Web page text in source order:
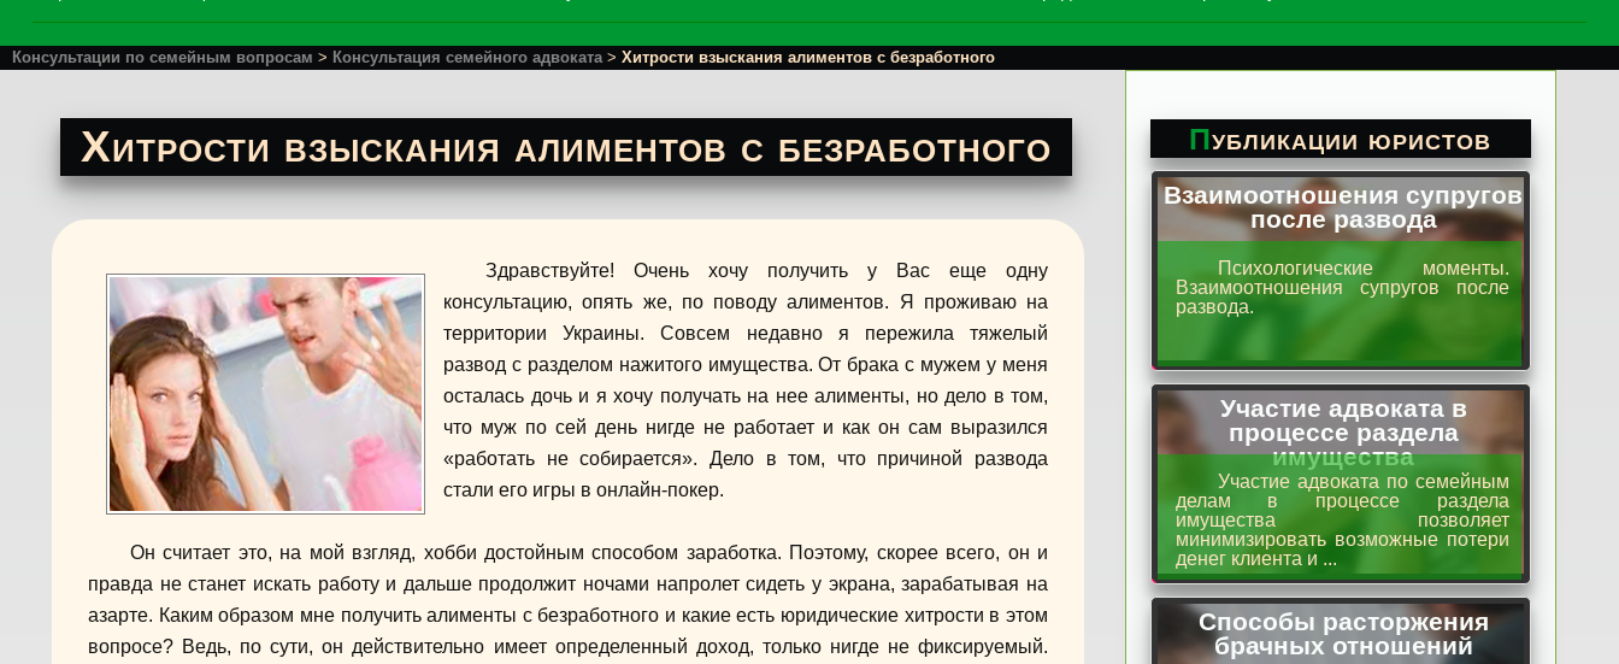
Консультации по семейным вопросам > Консультация семейного адвоката> Хитрости взыскания алиментов с безработного
Хитрости взыскания алиментов с безработного
Здравствуйте! Очень хочу получить у Вас еще одну
консультацию, опять же, по поводу алиментов. Я проживаю на
территории Украины. Совсем недавно я пережила тяжелый
развод с разделом нажитого имущества. От брака с мужем у меня
осталась дочь и я хочу получать на нее алименты, но дело в том,
что муж по сей день нигде не работает и как он сам выразился
«работать не собирается». Дело в том, что причиной развода
стали его игры в онлайн-покер.
Он считает это, на мой взгляд, хобби достойным способом заработка. Поэтому, скорее всего, он и
правда не станет искать работу и дальше продолжит ночами напролет сидеть у экрана, зарабатывая на
азарте. Каким образом мне получить алименты с безработного и какие есть юридические хитрости в этом
вопросе? Ведь, по сути, он действительно имеет определенный доход, только нигде не фиксируемый.
Публикации юристов
Взаимоотношения супругов
после развода
Психологические моменты.
Взаимоотношения супругов после
развода.
Участие адвоката в
процессе раздела
имущества
Участие адвоката по семейным
делам в процессе раздела
имущества позволяет
минимизировать возможные потери
денег клиента и ...
Способы расторжения
брачных отношений